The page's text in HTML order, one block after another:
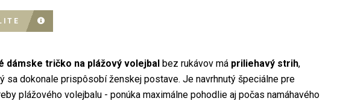
dámske tričko na plážový volejbalbez rukávov má priliehavý strih,
sa dokonale prispôsobí ženskej postave. Je navrhnutý špeciálne pre
plážového volejbalu - ponúka maximálne pohodlie aj počas namáhavého